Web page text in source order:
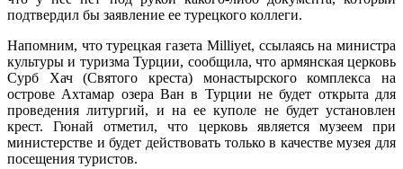
подтвердил бы заявление ее турецкого коллеги.
Напомним, что турецкая газета Milliyet, ссылаясь на министра
культуры и туризма Турции, сообщила, что армянская церковь
Сурб Хач (Святого креста) монастырского комплекса на
острове Ахтамар озера Ван в Турции не будет открыта для
проведения литургий, и на ее куполе не будет установлен
крест. Гюнай отметил, что церковь является музеем при
министерстве и будет действовать только в качестве музея для
посещения туристов.